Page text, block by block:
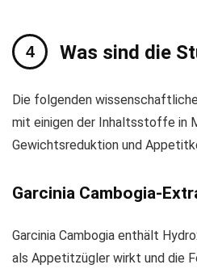
Was sind die
Die folgenden
mit einigen der Inhaltsstoffe in
Gewichtsreduktion und
Garcinia Cambogia-
Garcinia Cambogia enthält
als Appetitzügler wirkt und die